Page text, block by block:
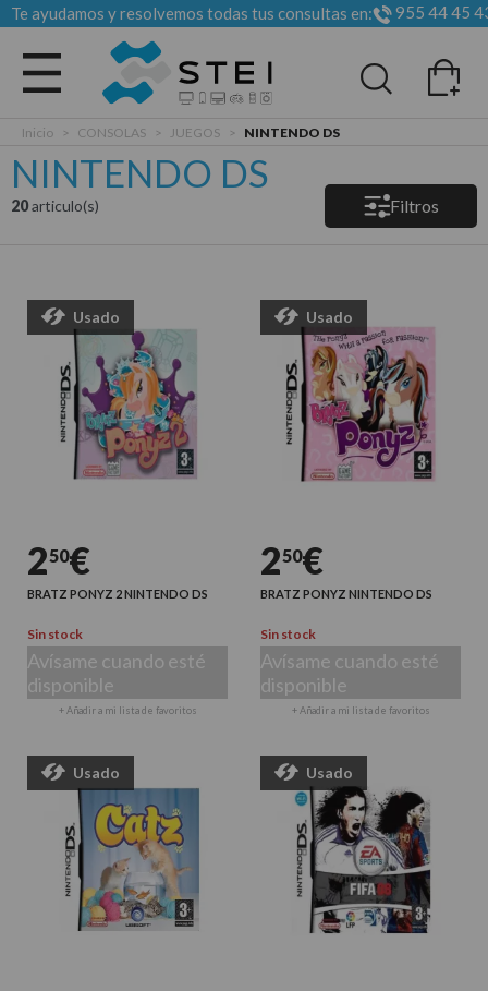
Te ayudamos y resolvemos todas tus consultas en: 955 44 45
Todas las categorias
Inicio > CONSOLAS > JUEGOS > NINTENDO DS
NINTENDO DS
20articulo(s) Filtros
Usado
250€
BRATZ PONYZ 2 NINTENDO DS
Sin stock
Avísame cuando esté
disponible
+ Añadir a mi lista de favoritos
Usado
250€
BRATZ PONYZ NINTENDO DS
Sin stock
Avísame cuando esté
disponible
+ Añadir a mi lista de favoritos
Usado Usado